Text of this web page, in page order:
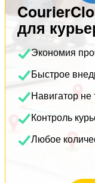
для
Экономия
Быстрое
Навигатор не
Контроль
Любое